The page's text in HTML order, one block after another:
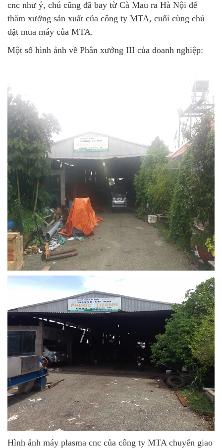
cnc như ý, chú cũng đã bay từ Cà Mau ra Hà Nội để
thăm xưởng sản xuất của công ty MTA, cuối cùng chú
đặt mua máy của MTA.
Một số hình ảnh về Phân xưởng III của doanh nghiệp:
Hình ảnh máy plasma cnc của công ty MTA chuyển giao